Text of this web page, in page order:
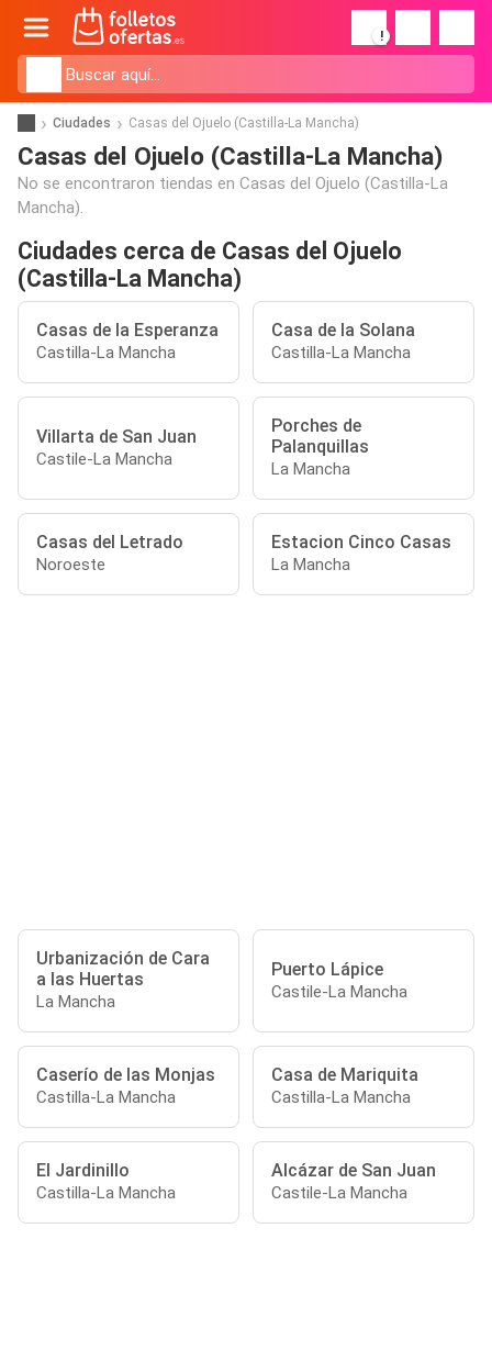
!
Ciudades Casas del Ojuelo (Castilla-La Mancha)
Casas del Ojuelo (Castilla-La Mancha)
No se encontraron tiendas en Casas del Ojuelo (Castilla-La
Mancha).
Ciudades cerca de Casas del Ojuelo
(Castilla-La Mancha)
Casas de la Esperanza
Castilla-La Mancha
Casa de la Solana
Castilla-La Mancha
Villarta de San Juan
Castile-La Mancha
Porches de
Palanquillas
La Mancha
Casas del Letrado
Noroeste
Estacion Cinco Casas
La Mancha
Urbanización de Cara
a las Huertas
La Mancha
Puerto Lápice
Castile-La Mancha
Caserío de las Monjas
Castilla-La Mancha
Casa de Mariquita
Castilla-La Mancha
El Jardinillo
Castilla-La Mancha
Alcázar de San Juan
Castile-La Mancha